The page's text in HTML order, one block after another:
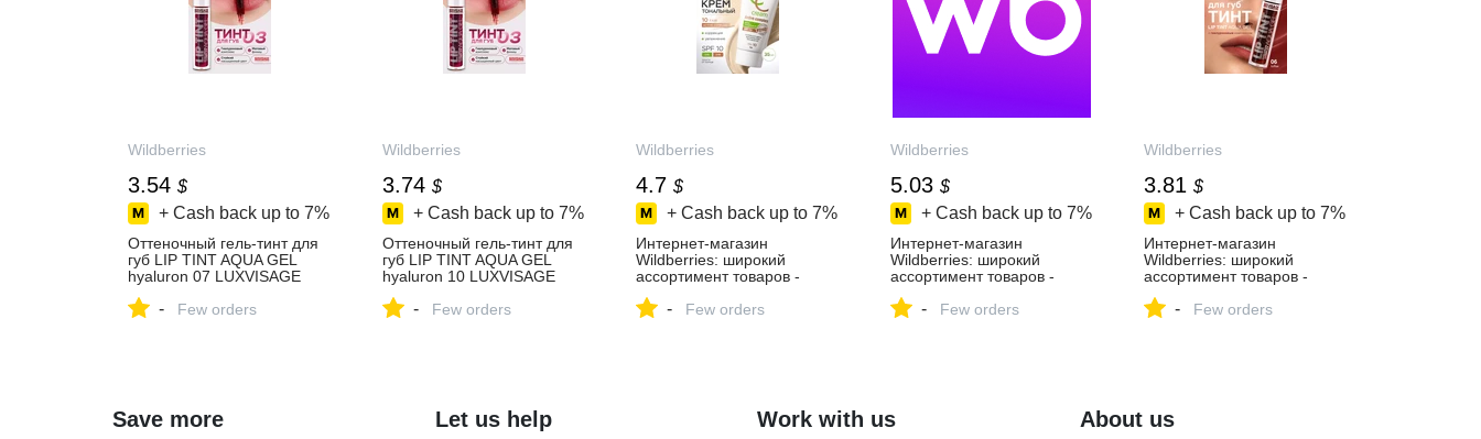
Wildberries
3.54 $
+ Cash back up to 7%
Оттеночный гель-тинт для
губ LIP TINT AQUA GEL
hyaluron 07 LUXVISAGE
в интернет‑магазине
- Few orders
Wildberries
3.74 $
+ Cash back up to 7%
Оттеночный гель-тинт для
губ LIP TINT AQUA GEL
hyaluron 10 LUXVISAGE
в интернет‑магазине
- Few orders
Wildberries
4.7 $
+ Cash back up to 7%
Интернет‑магазин
Wildberries: широкий
ассортимент товаров -
- Few orders
Wildberries
5.03 $
+ Cash back up to 7%
Интернет‑магазин
Wildberries: широкий
ассортимент товаров -
- Few orders
Wildberries
3.81 $
+ Cash back up to 7%
Интернет‑магазин
Wildberries: широкий
ассортимент товаров -
- Few orders
Save more Let us help Work with us About us